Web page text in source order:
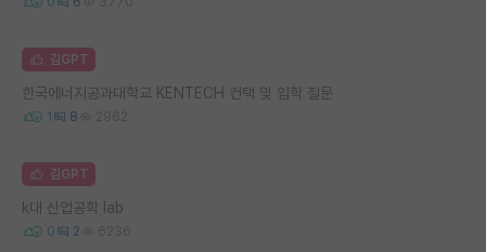
김GPT
한국에너지공과대학교 KENTECH 컨택 및 입학 질문
1 8 2962
김GPT
k대 산업공학 lab
0 2 6236